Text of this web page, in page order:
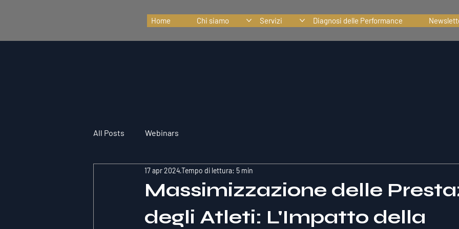
Home Chi siamo Servizi Diagnosi delle Performance
All Posts Webinars
Massimizzazione delle
degli Atleti: L'Impatto della
17 apr 2024Tempo di lettura: 5 min